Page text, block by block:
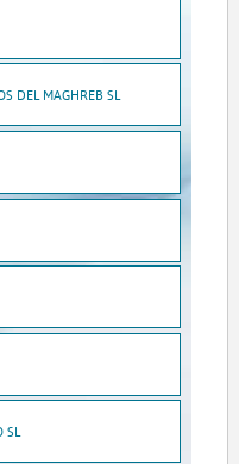
DEL MAGHREB SL